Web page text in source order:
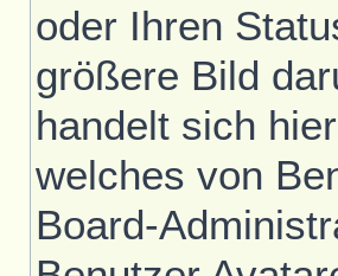
oder Ihren
größere Bild
handelt sich
welches von
Board-